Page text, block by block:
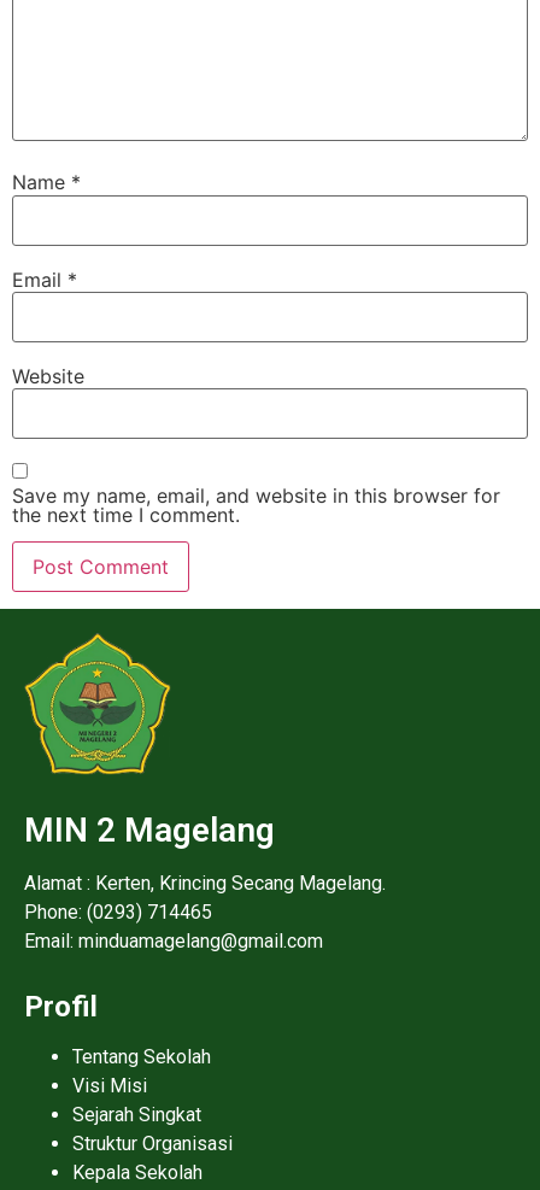
Name *
Email *
Website
Save my name, email, and website in this browser for
the next time I comment.
MIN 2 Magelang
Alamat : Kerten, Krincing Secang Magelang.
Phone: (0293) 714465
Email: minduamagelang@gmail.com
Profil
Tentang Sekolah
Visi Misi
Sejarah Singkat
Struktur Organisasi
Kepala Sekolah